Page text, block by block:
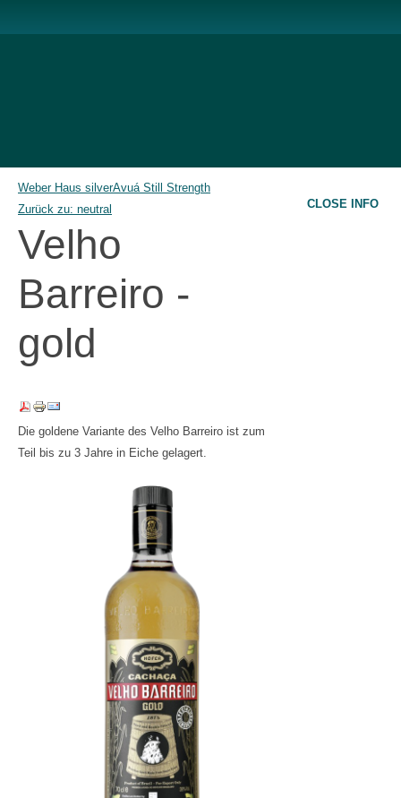
Weber Haus silverAvuá Still Strength
Zurück zu: neutral
Velho
Barreiro -
gold
Die goldene Variante des Velho Barreiro ist zum
Teil bis zu 3 Jahre in Eiche gelagert.
CLOSE INFO